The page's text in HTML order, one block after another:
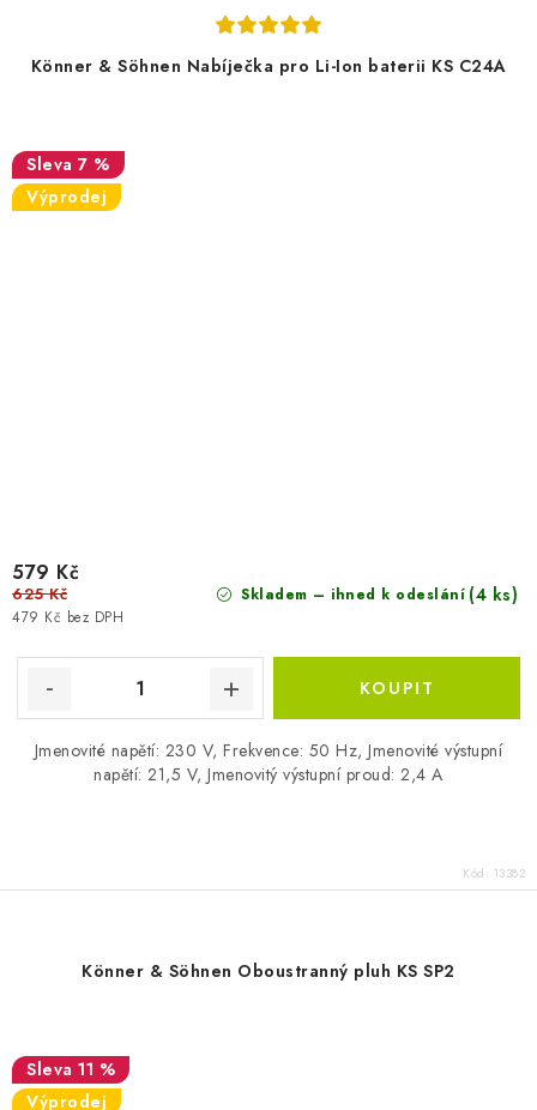
Könner & Söhnen Nabíječka pro Li-Ion baterii KS C24A
7 %
Výprodej
Skladem – ihned k odeslání (4 ks)
479 Kč bez DPH
579 Kč
625 Kč
Jmenovité napětí: 230 V, Frekvence: 50 Hz, Jmenovité výstupní
napětí: 21,5 V, Jmenovitý výstupní proud: 2,4 A
Kód: 13382
Könner & Söhnen Oboustranný pluh KS SP2
11 %
Výprodej